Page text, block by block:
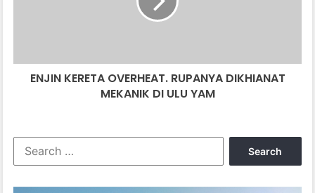
YAM
ENJIN KERETA OVERHEAT. RUPANYA DIKHIANAT
MEKANIK DI ULU YAM